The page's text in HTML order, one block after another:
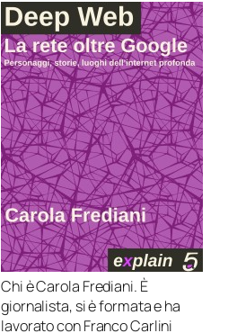
Chi è Carola Frediani. È
giornalista, si è formata e ha
lavorato con Franco Carlini